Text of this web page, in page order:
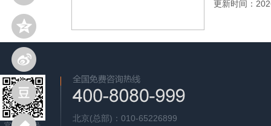
更新时间：
北京(总部)：010-65226899